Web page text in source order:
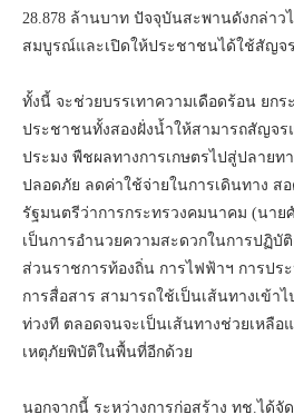
28.878 ล้านบาท ปัจจุบันสะพานดังกล่าว
สมบูรณ์และเปิดให้ประชาชนได้ใช้สัญจร
ทั้งนี้ จะช่วยบรรเทาความเดือดร้อน ยก
ประชาชนทั้งสองฝั่งน้ำให้สามารถสัญจ
ประมง พืชผลทางการเกษตรไปสู่ปลายท
ปลอดภัย ลดค่าใช้จ่ายในการเดินทาง ส
รัฐมนตรีว่าการกระทรวงคมนาคม (นาย
เป็นการอำนวยความสะดวกในการปฏิบั
ส่วนราชการท้องถิ่น การไฟฟ้าฯ การปร
การสื่อสาร สามารถใช้เป็นเส้นทางเข้า
ท่วงที ตลอดจนจะเป็นเส้นทางช่วยเหลือ
เหตุภัยพิบัติในพื้นที่อีกด้วย
นอกจากนี้ ระหว่างการก่อสร้าง ทช.ได้จั